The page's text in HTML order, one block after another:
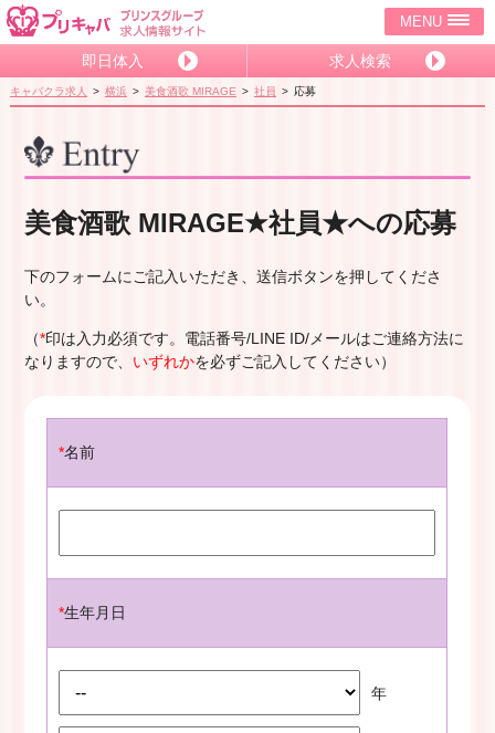
MENU
即日体入 求人検索
キャバクラ求人 横浜 美食酒歌 MIRAGE 社員 応募
美食酒歌 MIRAGE★社員★への応募
下のフォームにご記入いただき、送信ボタンを押してくださ
い。
（*印は入力必須です。電話番号/LINE ID/メールはご連絡方法に
なりますので、 いずれかを必ずご記入してください）
*名前
*生年月日
年